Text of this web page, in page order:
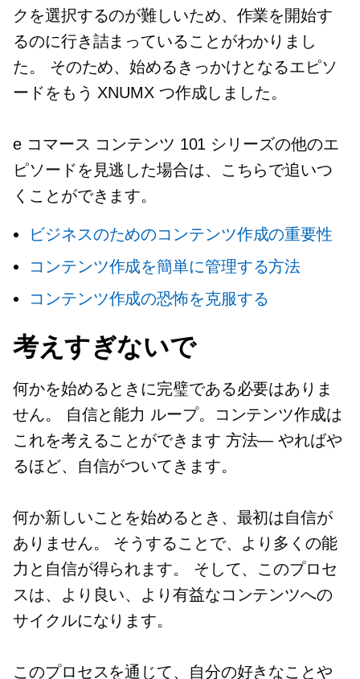
クを選択するのが難しいため、作業を開始す
るのに行き詰まっていることがわかりまし
た。 そのため、始めるきっかけとなるエピソ
ードをもう XNUMX つ作成しました。
e コマース コンテンツ 101 シリーズの他のエ
ピソードを見逃した場合は、こちらで追いつ
くことができます。
ビジネスのためのコンテンツ作成の重要性
コンテンツ作成を簡単に管理する方法
コンテンツ作成の恐怖を克服する
考えすぎないで
何かを始めるときに完璧である必要はありま
せん。
自信と能力 ループ。コンテンツ作成は
これを考えることができます 方法— やればや
るほど、自信がついてきます。
何か新しいことを始めるとき、最初は自信が
ありません。 そうすることで、より多くの能
力と自信が得られます。 そして、このプロセ
スは、より良い、より有益なコンテンツへの
サイクルになります。
このプロセスを通じて、自分の好きなことや